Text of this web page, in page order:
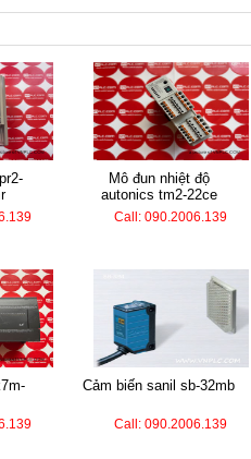
mô đun nhiệt độ
autonics tm2-22ce
Call: 090.2006.139
cảm biến sanil sb-32mb
Call: 090.2006.139